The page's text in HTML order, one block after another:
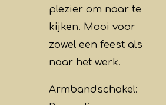
plezier om naar te
kijken. Mooi voor
zowel een feest als
naar het werk.
Armbandschakel: